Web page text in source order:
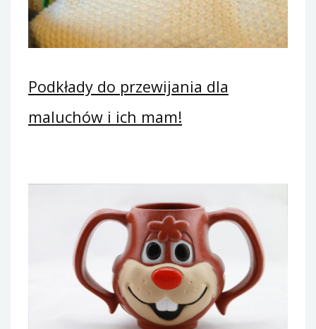
Podkłady do przewijania dla
maluchów i ich mam!